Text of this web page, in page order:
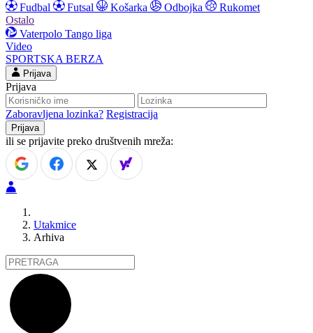
Fudbal
Futsal Košarka Odbojka
Rukomet
Ostalo
Vaterpolo Tango liga
Video
SPORTSKA BERZA
Prijava
Prijava
Zaboravljena lozinka? Registracija
ili se prijavite preko društvenih mreža:
Utakmice
Arhiva